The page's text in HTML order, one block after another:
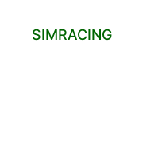
SIMRACING